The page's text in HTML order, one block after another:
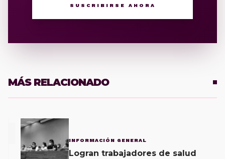
SUSCRIBIRSE AHORA
MÁS RELACIONADO
INFORMACIÓN GENERAL
Logran trabajadores de salud